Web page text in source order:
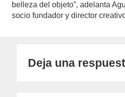
belleza del objeto”, adelanta
socio fundador y director
Deja una